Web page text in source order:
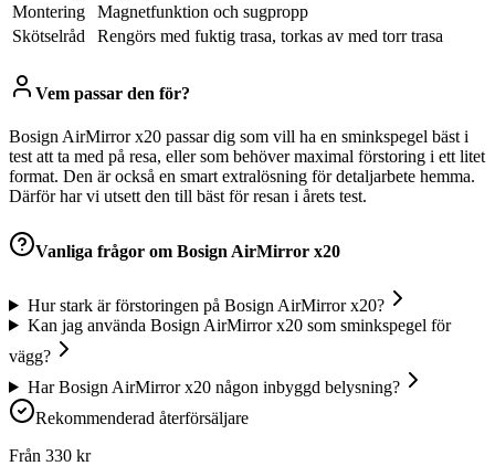
Montering
Magnetfunktion och sugpropp
Skötselråd
Rengörs med fuktig trasa, torkas av med torr trasa
Vem passar den för?
Bosign AirMirror x20 passar dig som vill ha en sminkspegel bäst i
test att ta med på resa, eller som behöver maximal förstoring i ett litet
format. Den är också en smart extralösning för detaljarbete hemma.
Därför har vi utsett den till bäst för resan i årets test.
Vanliga frågor om Bosign AirMirror x20
Hur stark är förstoringen på Bosign AirMirror x20?
Kan jag använda Bosign AirMirror x20 som sminkspegel för
vägg?
Har Bosign AirMirror x20 någon inbyggd belysning?
Rekommenderad återförsäljare
Från 330 kr